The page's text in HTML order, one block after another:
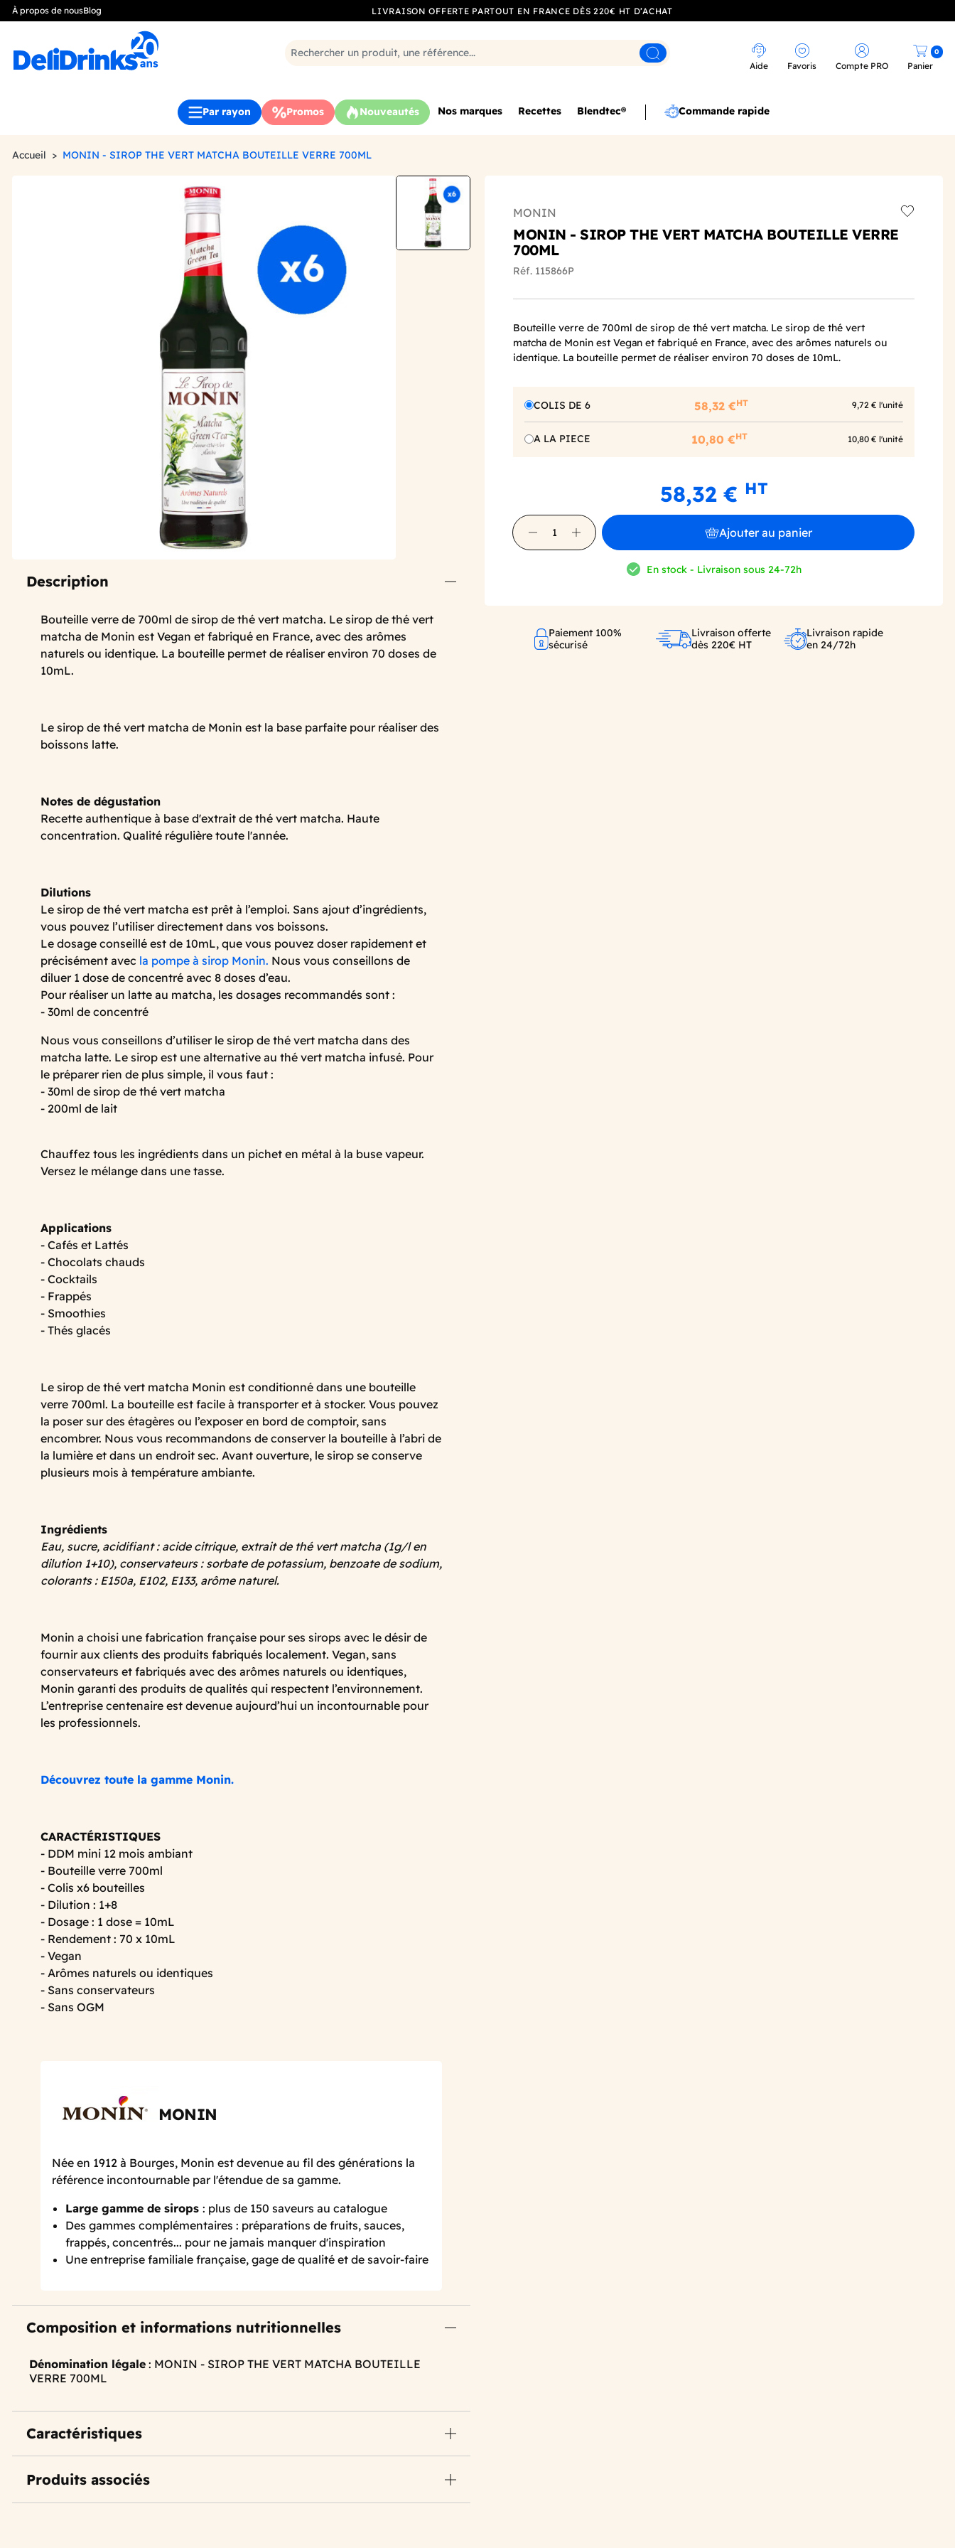
À propos de nousBlog LIVRAISON OFFERTE PARTOUT EN FRANCE DÈS 220€ HT D’ACHAT
Rechercher
Aide Favoris Compte PRO Panier
0
Par rayon Promos Nouveautés Nos marques Recettes Blendtec® Commande rapide
Accueil MONIN - SIROP THE VERT MATCHA BOUTEILLE VERRE 700ML
Description
Bouteille verre de 700ml de sirop de thé vert matcha. Le sirop de thé vert
matcha de Monin est Vegan et fabriqué en France, avec des arômes
naturels ou identique. La bouteille permet de réaliser environ 70 doses de
10mL.
Le sirop de thé vert matcha de Monin est la base parfaite pour réaliser des
boissons latte.
Notes de dégustation
Recette authentique à base d'extrait de thé vert matcha. Haute
concentration. Qualité régulière toute l'année.
Dilutions
Le sirop de thé vert matcha est prêt à l’emploi. Sans ajout d’ingrédients,
vous pouvez l’utiliser directement dans vos boissons.
Le dosage conseillé est de 10mL, que vous pouvez doser rapidement et
précisément avec la pompe à sirop Monin. Nous vous conseillons de
diluer 1 dose de concentré avec 8 doses d’eau.
Pour réaliser un latte au matcha, les dosages recommandés sont :
- 30ml de concentré
Nous vous conseillons d’utiliser le sirop de thé vert matcha dans des
matcha latte. Le sirop est une alternative au thé vert matcha infusé. Pour
le préparer rien de plus simple, il vous faut :
- 30ml de sirop de thé vert matcha
- 200ml de lait
Chauffez tous les ingrédients dans un pichet en métal à la buse vapeur.
Versez le mélange dans une tasse.
Applications
- Cafés et Lattés
- Chocolats chauds
- Cocktails
- Frappés
- Smoothies
- Thés glacés
Le sirop de thé vert matcha Monin est conditionné dans une bouteille
verre 700ml. La bouteille est facile à transporter et à stocker. Vous pouvez
la poser sur des étagères ou l’exposer en bord de comptoir, sans
encombrer. Nous vous recommandons de conserver la bouteille à l’abri de
la lumière et dans un endroit sec. Avant ouverture, le sirop se conserve
plusieurs mois à température ambiante.
Ingrédients
Eau, sucre, acidifiant : acide citrique, extrait de thé vert matcha (1g/l en
dilution 1+10), conservateurs : sorbate de potassium, benzoate de sodium,
colorants : E150a, E102, E133, arôme naturel.
Monin a choisi une fabrication française pour ses sirops avec le désir de
fournir aux clients des produits fabriqués localement. Vegan, sans
conservateurs et fabriqués avec des arômes naturels ou identiques,
Monin garanti des produits de qualités qui respectent l’environnement.
L’entreprise centenaire est devenue aujourd’hui un incontournable pour
les professionnels.
Découvrez toute la gamme Monin.
CARACTÉRISTIQUES
- DDM mini 12 mois ambiant
- Bouteille verre 700ml
- Colis x6 bouteilles
- Dilution : 1+8
- Dosage : 1 dose = 10mL
- Rendement : 70 x 10mL
- Vegan
- Arômes naturels ou identiques
- Sans conservateurs
- Sans OGM
MONIN
Née en 1912 à Bourges, Monin est devenue au fil des générations la
référence incontournable par l'étendue de sa gamme.
Large gamme de sirops: plus de 150 saveurs au catalogue
Des gammes complémentaires : préparations de fruits, sauces,
frappés, concentrés... pour ne jamais manquer d'inspiration
Une entreprise familiale française, gage de qualité et de savoir-faire
Composition et informations nutritionnelles
Dénomination légale : MONIN - SIROP THE VERT MATCHA BOUTEILLE
VERRE 700ML
Caractéristiques
Produits associés
MONIN
MONIN - SIROP THE VERT MATCHA BOUTEILLE VERRE
700ML
Réf. 115866P
Bouteille verre de 700ml de sirop de thé vert matcha. Le sirop de thé vert
matcha de Monin est Vegan et fabriqué en France, avec des arômes naturels ou
identique. La bouteille permet de réaliser environ 70 doses de 10mL.
COLIS DE 6 58,32 €HT 9,72 € l'unité
A LA PIECE 10,80 €HT 10,80 € l'unité
58,32 € HT
Ajouter au panier
En stock - Livraison sous 24-72h
Paiement 100%
sécurisé
Livraison offerte
dès 220€ HT
Livraison rapide
en 24/72h